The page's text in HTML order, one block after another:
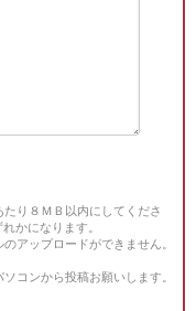
り８ＭＢ以内にしてくださ
かになります。
アップロードができません。
コンから投稿お願いします。